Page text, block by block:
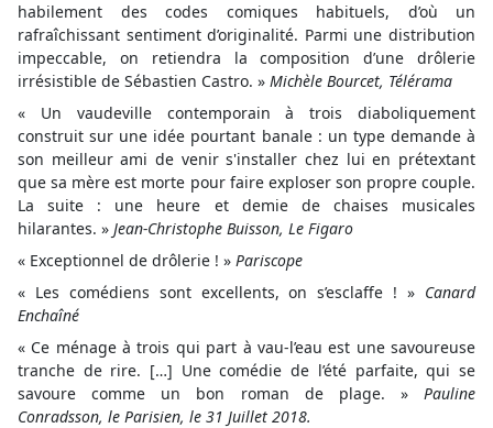
habilement des codes comiques habituels, d’où un
rafraîchissant sentiment d’originalité. Parmi une distribution
impeccable, on retiendra la composition d’une drôlerie
irrésistible de Sébastien Castro. » Michèle Bourcet, Télérama
« Un vaudeville contemporain à trois diaboliquement
construit sur une idée pourtant banale : un type demande à
son meilleur ami de venir s'installer chez lui en prétextant
que sa mère est morte pour faire exploser son propre couple.
La suite : une heure et demie de chaises musicales
hilarantes. » Jean-Christophe Buisson, Le Figaro
« Exceptionnel de drôlerie ! » Pariscope
« Les comédiens sont excellents, on s’esclaffe ! » Canard
Enchaîné
« Ce ménage à trois qui part à vau-l’eau est une savoureuse
tranche de rire. […] Une comédie de l’été parfaite, qui se
savoure comme un bon roman de plage. »
Pauline
Conradsson, le Parisien, le 31 Juillet 2018.